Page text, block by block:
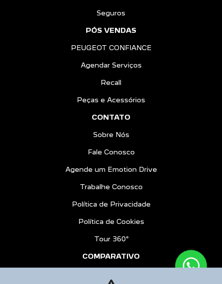
Seguros
PÓS VENDAS
PEUGEOT CONFIANCE
Agendar Serviços
Recall
Peças e Acessórios
CONTATO
Sobre Nós
Fale Conosco
Agende um Emotion Drive
Trabalhe Conosco
Política de Privacidade
Política de Cookies
Tour 360º
COMPARATIVO